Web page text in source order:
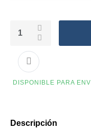
DISPONIBLE PARA
Descripción